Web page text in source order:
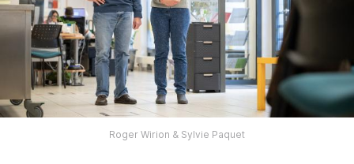
Roger Wirion & Sylvie Paquet